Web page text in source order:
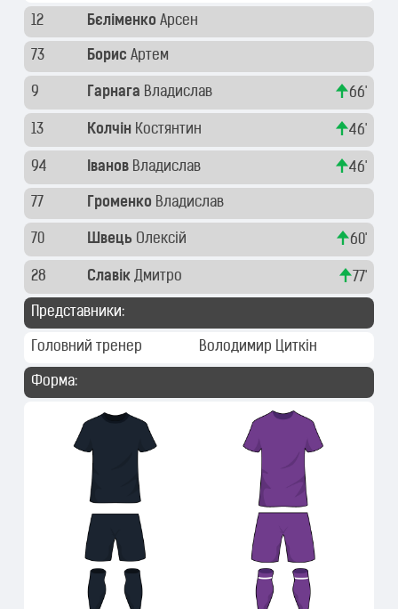
12 Бєліменко Арсен
73 Борис Артем
9 Гарнага Владислав 66'
13 Колчін Костянтин 46'
94 Іванов Владислав 46'
77 Громенко Владислав
70 Швець Олексій 60'
28 Славік Дмитро 77'
Представники:
Головний тренер Володимир Циткін
Форма: